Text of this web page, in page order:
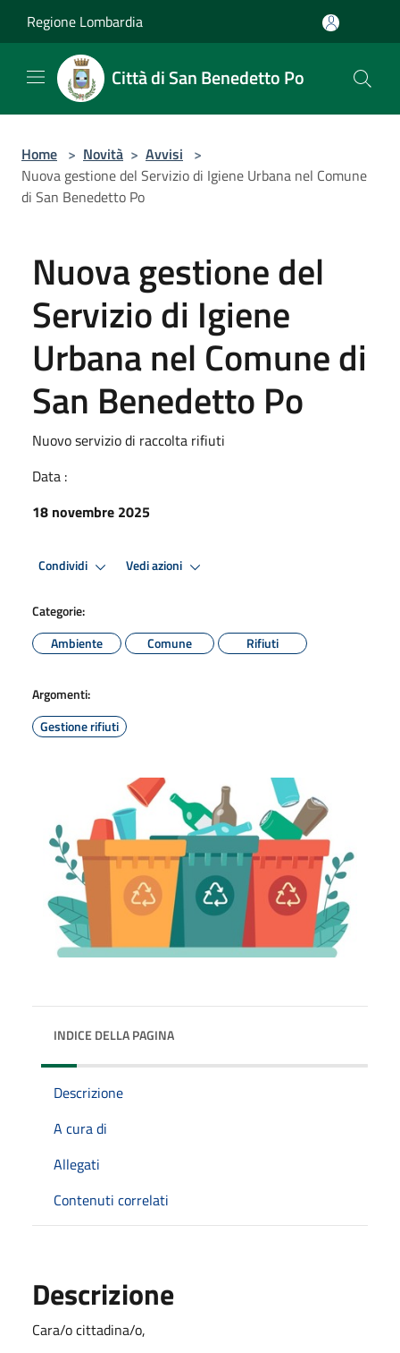
Regione Lombardia
Città di San Benedetto Po
Home > Novità > Avvisi >
Nuova gestione del Servizio di Igiene Urbana nel Comune
di San Benedetto Po
Nuova gestione del
Servizio di Igiene
Urbana nel Comune di
San Benedetto Po
Nuovo servizio di raccolta rifiuti
Data :
18 novembre 2025
Condividi Vedi azioni
Categorie:
Ambiente
Comune Rifiuti
Argomenti:
Gestione rifiuti
INDICE DELLA PAGINA
Descrizione
A cura di
Allegati
Contenuti correlati
Descrizione
Cara/o cittadina/o,